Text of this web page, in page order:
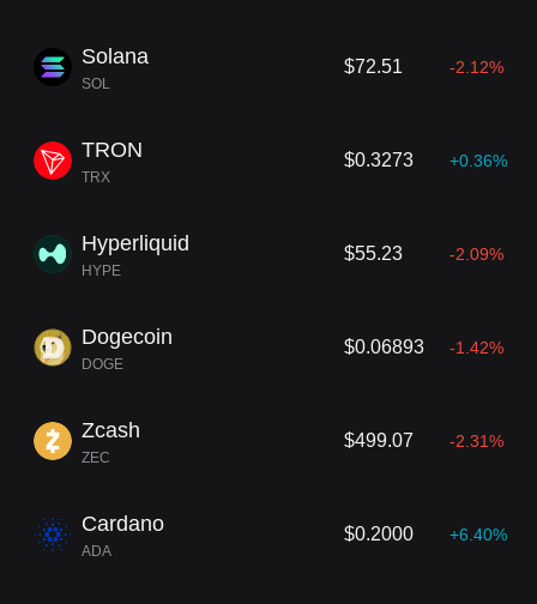
Solana
SOL
$72.51 -2.12%
TRON
TRX
$0.3273 +0.36%
Hyperliquid
HYPE
$55.23 -2.09%
Dogecoin
DOGE
$0.06893 -1.42%
Zcash
ZEC
$499.07 -2.31%
Cardano
ADA
$0.2000 +6.40%